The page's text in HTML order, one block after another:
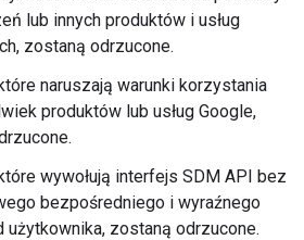
lub innych produktów i usług
zostaną odrzucone.
naruszają warunki korzystania
produktów lub usług Google,
wywołują interfejs SDM API bez
bezpośredniego i wyraźnego
użytkownika, zostaną odrzucone.